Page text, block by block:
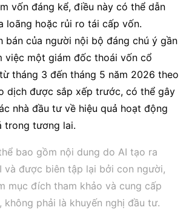
vốn đáng kể, điều này có thể dẫn
loãng hoặc rủi ro tái cấp vốn.
bán của người nội bộ đáng chú ý gần
việc một giám đốc thoái vốn cổ
tháng 3 đến tháng 5 năm 2026 theo
dịch được sắp xếp trước, có thể gây
nhà đầu tư về hiệu quả hoạt động
trong tương lai.
bao gồm nội dung do AI tạo ra
và được biên tập lại bởi con người,
mục đích tham khảo và cung cấp
không phải là khuyến nghị đầu tư.